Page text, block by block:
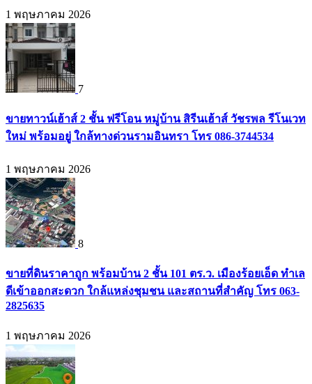
1 พฤษภาคม 2026
7
ขายทาวน์เฮ้าส์ 2 ชั้น ฟรีโอน หมู่บ้าน สิรีนเฮ้าส์ วัชรพล รีโนเวท
ใหม่ พร้อมอยู่ ใกล้ทางด่วนรามอินทรา โทร 086-3744534
1 พฤษภาคม 2026
8
ขายที่ดินราคาถูก พร้อมบ้าน 2 ชั้น 101 ตร.ว. เมืองร้อยเอ็ด ทำเล
ดีเข้าออกสะดวก ใกล้แหล่งชุมชน และสถานที่สำคัญ โทร 063-
2825635
1 พฤษภาคม 2026